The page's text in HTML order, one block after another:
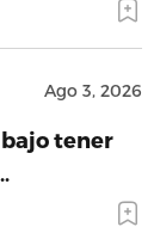
Ago 3, 2026
bajo tener